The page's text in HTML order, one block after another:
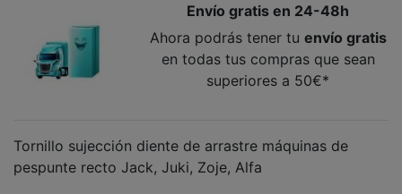
Envío gratis en 24-48h
Ahora podrás tener tu envío gratis
en todas tus compras que sean
superiores a 50€*
Tornillo sujección diente de arrastre máquinas de
pespunte recto Jack, Juki, Zoje, Alfa